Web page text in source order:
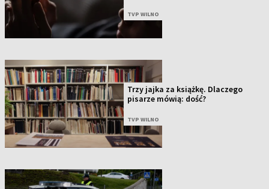
TVP WILNO
Trzy jajka za książkę. Dlaczego
pisarze mówią: dość?
TVP WILNO